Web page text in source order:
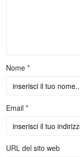
Nome *
Email *
URL del sito web